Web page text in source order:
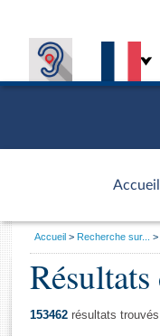
Accueil
d'accueil
Général
Vous
Accueil Recherche sur...
153462 résultats trouvés